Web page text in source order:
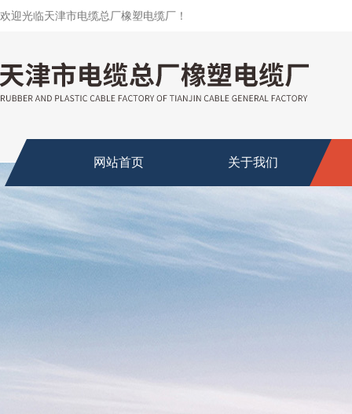
欢迎光临天津市电缆总厂橡塑电缆厂！
网站首页 关于我们